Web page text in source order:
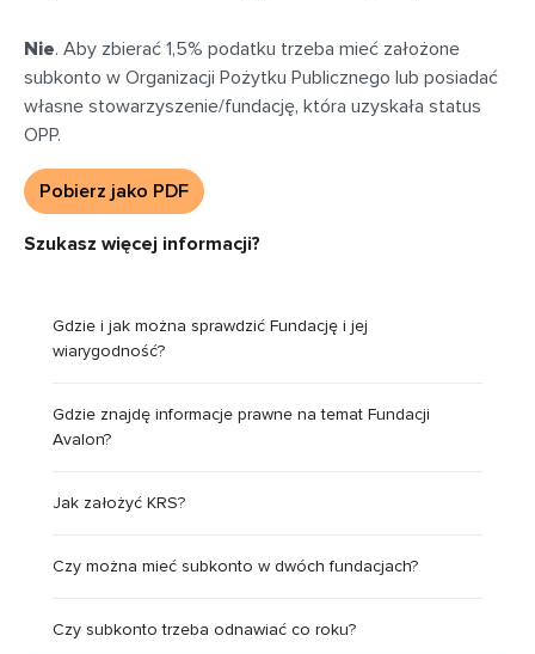
Nie. Aby zbierać 1,5% podatku trzeba mieć założone
subkonto w Organizacji Pożytku Publicznego lub posiadać
własne stowarzyszenie/fundację, która uzyskała status
OPP.
Pobierz jako PDF
Szukasz więcej informacji?
Gdzie i jak można sprawdzić Fundację i jej
wiarygodność?
Gdzie znajdę informacje prawne na temat Fundacji
Avalon?
Jak założyć KRS?
Czy można mieć subkonto w dwóch fundacjach?
Czy subkonto trzeba odnawiać co roku?